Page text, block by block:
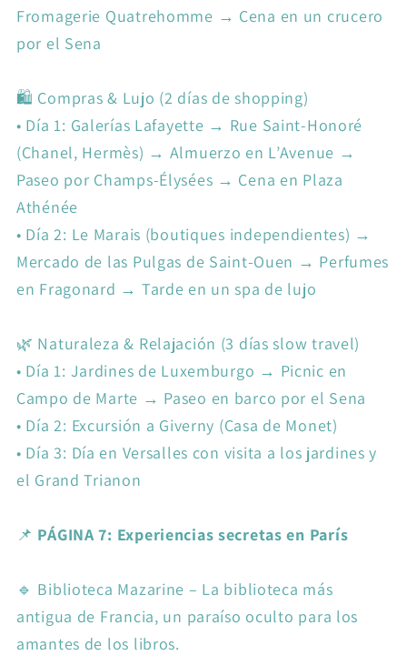
Fromagerie Quatrehomme → Cena en un crucero
por el Sena
🛍️ Compras & Lujo (2 días de shopping)
• Día 1: Galerías Lafayette → Rue Saint-Honoré
(Chanel, Hermès) → Almuerzo en L’Avenue →
Paseo por Champs-Élysées → Cena en Plaza
Athénée
• Día 2: Le Marais (boutiques independientes) →
Mercado de las Pulgas de Saint-Ouen → Perfumes
en Fragonard → Tarde en un spa de lujo
🌿 Naturaleza & Relajación (3 días slow travel)
• Día 1: Jardines de Luxemburgo → Picnic en
Campo de Marte → Paseo en barco por el Sena
• Día 2: Excursión a Giverny (Casa de Monet)
• Día 3: Día en Versalles con visita a los jardines y
el Grand Trianon
📌 PÁGINA 7: Experiencias secretas en París
🔹 Biblioteca Mazarine – La biblioteca más
antigua de Francia, un paraíso oculto para los
amantes de los libros.